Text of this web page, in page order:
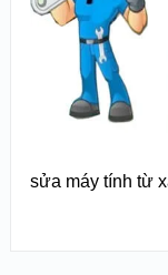
sửa máy tính từ